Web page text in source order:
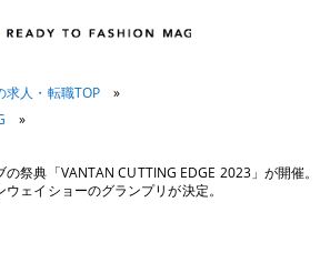
求人・転職TOP
»
»
祭典「VANTAN CUTTING EDGE 2023」が開催。
ェイショーのグランプリが決定。